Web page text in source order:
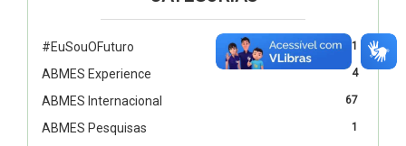
1
#EuSouOFuturo
4
ABMES Experience
67
ABMES Internacional
1
ABMES Pesquisas